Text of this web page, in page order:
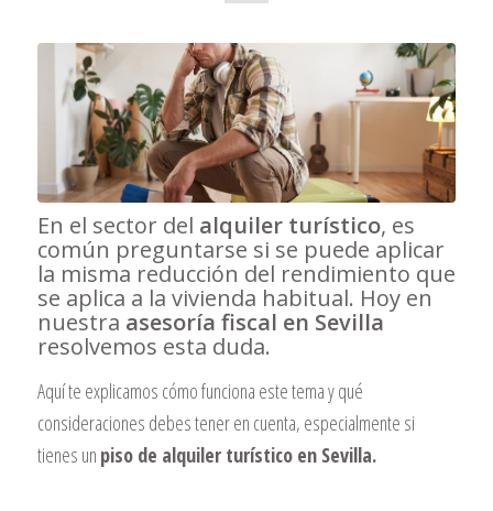
En el sector del alquiler turístico, es
común preguntarse si se puede aplicar
la misma reducción del rendimiento que
se aplica a la vivienda habitual. Hoy en
nuestra asesoría fiscal en Sevilla
resolvemos esta duda.
Aquí te explicamos cómo funciona este tema y qué
consideraciones debes tener en cuenta, especialmente si
tienes un piso de alquiler turístico en Sevilla.